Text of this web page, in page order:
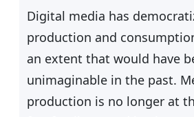
Digital media has
production and
an extent that would have
unimaginable in the past.
production is no longer at